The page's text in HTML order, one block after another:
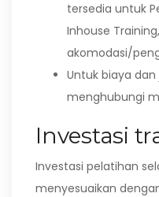
tersedia untuk
Inhouse
akomodasi/
Untuk biaya
menghubungi
Investasi
Investasi pelatihan
menyesuaikan